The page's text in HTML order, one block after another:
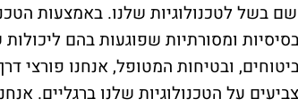
בשל לטכנולוגיות שלנו. באמצעות
ובטיחות המטופל, אנחנו פורצי
על הטכנולוגיות שלנו ברגליים.